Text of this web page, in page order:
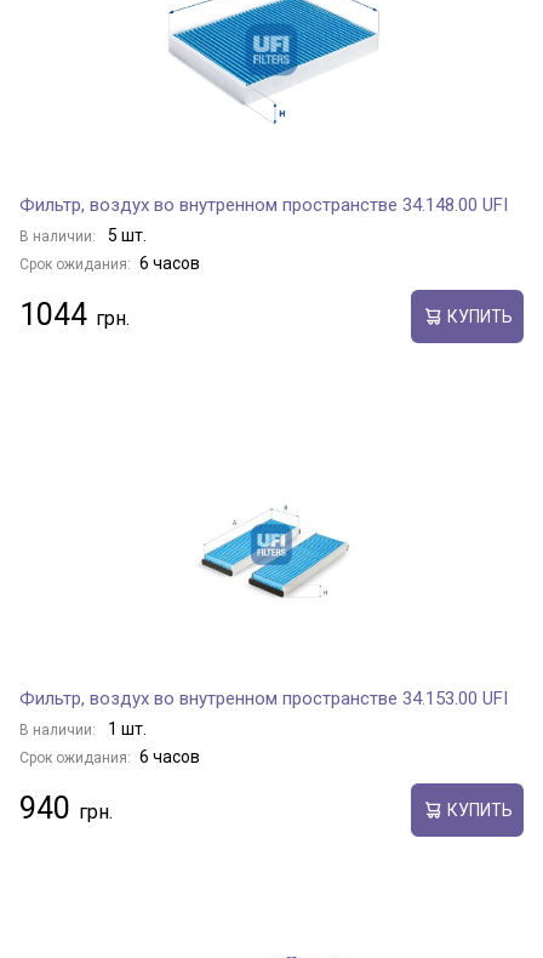
Фильтр, воздух во внутренном пространстве 34.148.00 UFI
В наличии: 5 шт.
Срок ожидания: 6 часов
1044 КУПИТЬ
Фильтр, воздух во внутренном пространстве 34.153.00 UFI
В наличии: 1 шт.
Срок ожидания: 6 часов
940 КУПИТЬ